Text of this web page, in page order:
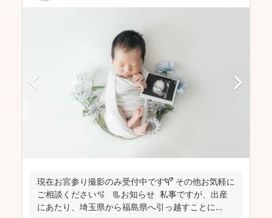
現在お宮参り撮影のみ受付中です🌱 その他お気軽に
ご相談ください🫧 📃お知らせ 私事ですが、出産
にあたり、埼玉県から福島県へ引っ越すことに...